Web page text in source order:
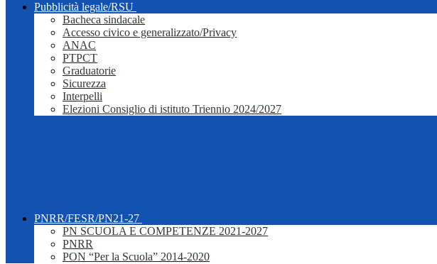
Pubblicità legale/RSU
Bacheca sindacale
Accesso civico e generalizzato/Privacy
ANAC
PTPCT
Graduatorie
Sicurezza
Interpelli
Elezioni Consiglio di istituto Triennio 2024/2027
PNRR/FESR/PN21-27
PN SCUOLA E COMPETENZE 2021-2027
PNRR
PON “Per la Scuola” 2014-2020